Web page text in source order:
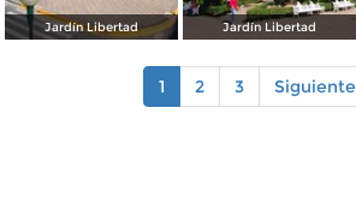
Jardín Libertad Jardín Libertad
1 2 3 Siguiente